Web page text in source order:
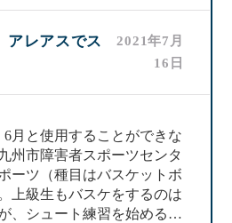
レアスでス
2021年7月
16日
月と使用することができな
州市障害者スポーツセンタ
ーツ（種目はバスケットボ
上級生もバスケをするのは
、シュート練習を始める…